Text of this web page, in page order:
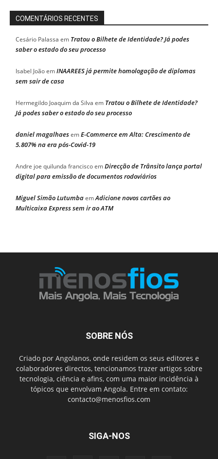
COMENTÁRIOS RECENTES
Cesário Palassa em Tratou o Bilhete de Identidade? Já podes
saber o estado do seu processo
Isabel JoãoemINAAREES já permite homologação de diplomas
sem sair de casa
Hermegildo Joaquim da Silva em Tratou o Bilhete de Identidade?
Já podes saber o estado do seu processo
daniel magalhaesemE-Commerce em Alta: Crescimento de
5.807% na era pós-Covid-19
Andre joe quilunda franciscoemDirecção de Trânsito lança portal
digital para emissão de documentos rodoviários
Miguel Simão LutumbaemAdicione novos cartões ao
Multicaixa Express sem ir ao ATM
SOBRE NÓS
Criado por Angolanos, onde residem os seus editores e
colaboradores directos, tencionamos trazer artigos sobre
tecnologia, ciência e afins, com uma maior incidência à
tópicos que envolvam Angola. Entre em contato:
contacto@menosfios.com
SIGA-NOS